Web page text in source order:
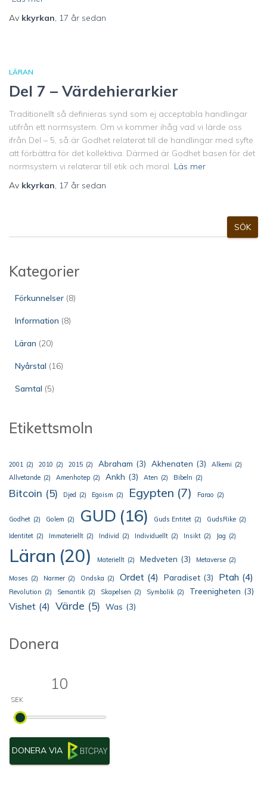
Av kkyrkan, 17 år sedan
LÄRAN
Del 7 – Värdehierarkier
Traditionellt så definieras synd som ej acceptabla handlingar
utifrån ett normsystem. Om vi kommer ihåg vad vi lärde oss
ifrån Del – 5, så är Godhet relaterat till de handlingar med syfte
att förbättra för det kollektiva. Därmed är Godhet basen för det
normsystem vi relaterar till etik och moral. Läs mer
Av kkyrkan, 17 år sedan
ö
SÖK
Kategorier
Förkunnelser (8)
Information (8)
Läran (20)
Nyårstal (16)
Samtal (5)
Etikettsmoln
2001 (2) 2010 (2) 2015 (2) Abraham (3) Akhenaten (3) Alkemi (2)
Allvetande (2) Amenhotep (2) Ankh (3) Aten (2) Bibeln (2)
Bitcoin (5) Djed (2) Egoism (2) Egypten (7) Farao (2)
Godhet (2) Golem (2) GUD (16) Guds Entitet (2) GudsRike (2)
Identitet (2) Immateriellt (2) Individ (2) Individuellt (2) Insikt (2) Jag (2)
Läran (20) Materiellt (2) Medveten (3) Metaverse (2)
Moses (2) Narmer (2) Ondska (2) Ordet (4) Paradiset (3) Ptah (4)
Revolution (2) Semantik (2) Skapelsen (2) Symbolik (2) Treenigheten (3)
Vishet (4) Värde (5) Was (3)
Donera
DONERA VIA